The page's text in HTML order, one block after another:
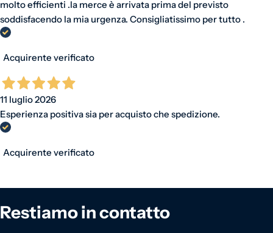
molto efficienti .la merce è arrivata prima del previsto
soddisfacendo la mia urgenza. Consigliatissimo per tutto .
Acquirente verificato
11 luglio 2026
Esperienza positiva sia per acquisto che spedizione.
Acquirente verificato
Restiamo in contatto